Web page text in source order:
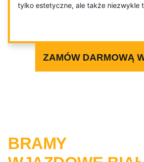
tylko estetyczne, ale także niezwykle
ZAMÓW DARMOWĄ
BRAMY